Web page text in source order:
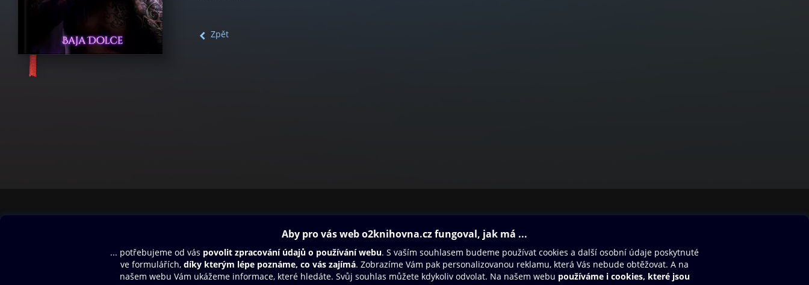
Zpět
Aplikace a hry
SMS/MMS Info
Blog
Dárkový poukaz
Nápověda
Oneplay Originály
Sport